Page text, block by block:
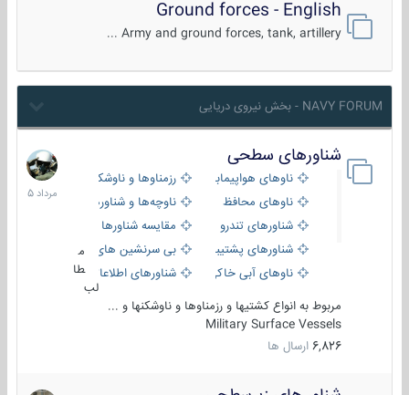
Ground forces - English
Army and ground forces, tank, artillery ...
NAVY FORUM - بخش نیروی دریایی
شناورهای سطحی
ناوهای هواپیمابر و بالگرد بررزمناوها و ناوشکن‌ها
ناوهای محافظ
ناوچه‌ها و شناورهای گشتی
شناورهای تندرو
مقایسه شناورها
شناورهای پشتیبانی
بی سرنشین های دریایی
ناوهای آبی خاکی و نیروبرشناورهای اطلاعاتی و جاسوسی
طا
لب
مربوط به انواع کشتیها و رزمناوها و ناوشکنها و ...
Military Surface Vessels
6,826 ارسال ها
2
مرداد
1405